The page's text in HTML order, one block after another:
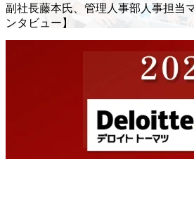
副社長藤本氏、管理人事部人事担当
ンタビュー】